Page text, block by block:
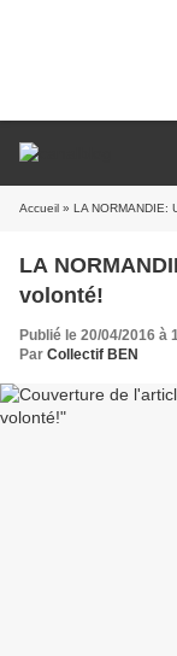
Accueil » LA NORMANDIE:
LA
volonté!
Publié le 20/04/2016 à
Par Collectif BEN